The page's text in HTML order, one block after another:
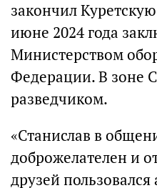
закончил
июне 2024 года
Министерством
Федерации. В зоне
разведчиком.
«Станислав в
доброжелателен и
друзей